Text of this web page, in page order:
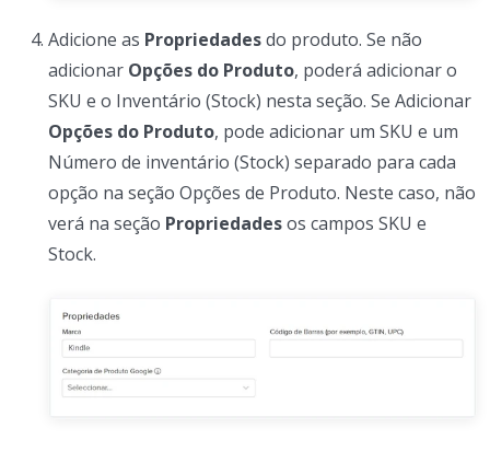
Adicione as Propriedadesdo produto. Se não
adicionar Opções do Produto, poderá adicionar o
SKU e o Inventário (Stock) nesta seção. Se Adicionar
Opções do Produto, pode adicionar um SKU e um
Número de inventário (Stock) separado para cada
opção na seção Opções de Produto. Neste caso, não
verá na seção Propriedadesos campos SKU e
Stock.